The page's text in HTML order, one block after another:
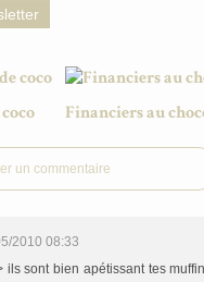
Financiers au
un commentaire
2010 08:33
ils sont bien apétissant tes